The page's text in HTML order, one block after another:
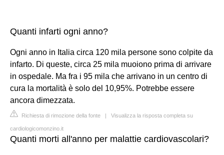
Quanti infarti ogni anno?
Ogni anno in Italia circa 120 mila persone sono colpite da
infarto. Di queste, circa 25 mila muoiono prima di arrivare
in ospedale. Ma fra i 95 mila che arrivano in un centro di
cura la mortalità è solo del 10,95%. Potrebbe essere
ancora dimezzata.
Richiesta di rimozione della fonte | Visualizza la risposta completa su
cardiologicomonzino.it
Quanti morti all'anno per malattie cardiovascolari?